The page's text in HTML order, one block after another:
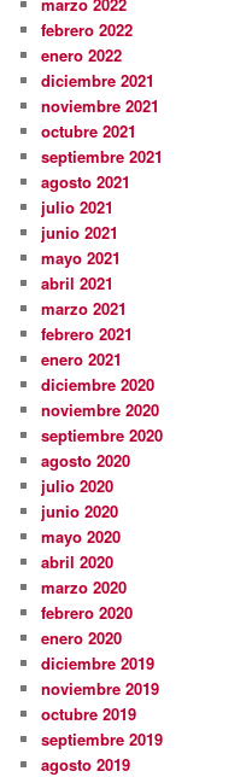
febrero 2022
enero 2022
diciembre 2021
noviembre 2021
octubre 2021
septiembre 2021
agosto 2021
julio 2021
junio 2021
mayo 2021
abril 2021
marzo 2021
febrero 2021
enero 2021
diciembre 2020
noviembre 2020
septiembre 2020
agosto 2020
julio 2020
junio 2020
mayo 2020
abril 2020
marzo 2020
febrero 2020
enero 2020
diciembre 2019
noviembre 2019
octubre 2019
septiembre 2019
agosto 2019